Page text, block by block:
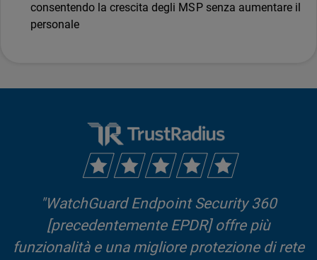
consentendo la crescita degli MSP senza aumentare il
personale
"WatchGuard Endpoint Security 360
[precedentemente EPDR] offre più
funzionalità e una migliore protezione di rete